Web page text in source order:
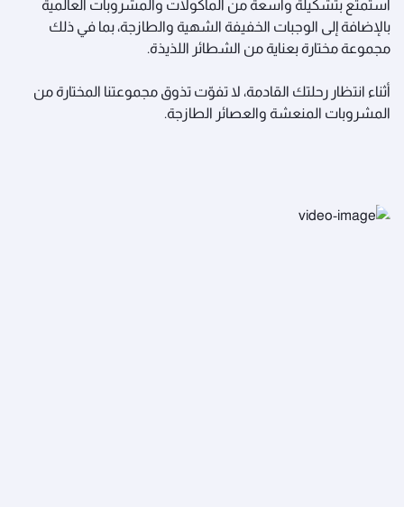
استمتع بتشكيلة واسعة من المأكولات والمشروبات العالمية
بالإضافة إلى الوجبات الخفيفة الشهية والطازجة، بما في ذلك
مجموعة مختارة بعناية من الشطائر اللذيذة.
أثناء انتظار رحلتك القادمة، لا تفوّت تذوق مجموعتنا المختارة من
المشروبات المنعشة والعصائر الطازجة.